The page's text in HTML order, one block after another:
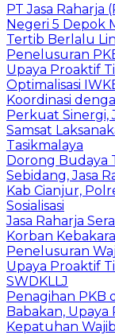
PT Jasa Raharja
Negeri 5 Depok
Tertib Berlalu
Penelusuran
Upaya Proaktif
Optimalisasi
Koordinasi
Perkuat Sinergi,
Samsat
Tasikmalaya
Dorong Budaya
Sebidang, Jasa
Kab Cianjur,
Sosialisasi
Jasa Raharja
Korban
Penelusuran
Upaya Proaktif
SWDKLLJ
Penagihan PKB
Babakan, Upaya
Kepatuhan